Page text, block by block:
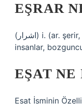
EŞRAR
(ﺍﺷﺮﺍﺭ) i. (ar. şerіr, eşrār’ın çoğulu) Çok kötü
insanlar,
EŞAT NE
Esat İsminin